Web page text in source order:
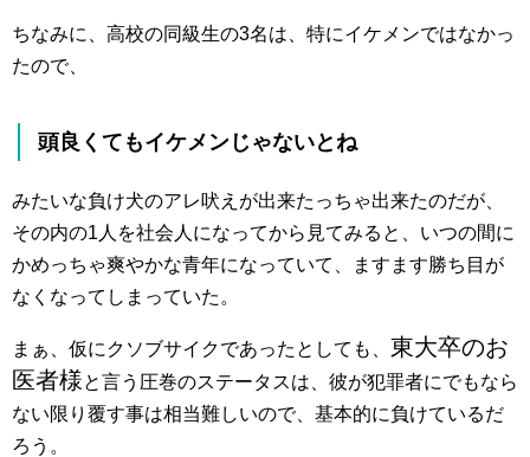
ちなみに、高校の同級生の3名は、特にイケメンではなかっ
たので、
頭良くてもイケメンじゃないとね
みたいな負け犬のアレ吠えが出来たっちゃ出来たのだが、
その内の1人を社会人になってから見てみると、いつの間に
かめっちゃ爽やかな青年になっていて、ますます勝ち目が
なくなってしまっていた。
まぁ、仮にクソブサイクであったとしても、 東大卒のお
医者様と言う圧巻のステータスは、彼が犯罪者にでもなら
ない限り覆す事は相当難しいので、基本的に負けているだ
ろう。